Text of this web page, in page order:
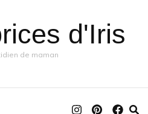
d'Iris
de maman